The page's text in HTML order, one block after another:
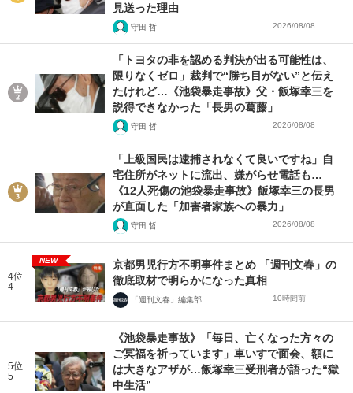
見送った理由
守田 哲 2026/08/08
「トヨタの非を認める判決が出る可能性は、
限りなくゼロ」裁判で“勝ち目がない”と伝え
たけれど…《池袋暴走事故》父・飯塚幸三を
説得できなかった「長男の葛藤」
守田 哲 2026/08/08
「上級国民は逮捕されなくて良いですね」自
宅住所がネットに流出、嫌がらせ電話も…
《12人死傷の池袋暴走事故》飯塚幸三の長男
が直面した「加害者家族への暴力」
守田 哲 2026/08/08
4位
4
NEW
京都男児行方不明事件まとめ 「週刊文春」の
徹底取材で明らかになった真相
「週刊文春」編集部 10時間前
5位
5
《池袋暴走事故》「毎日、亡くなった方々の
ご冥福を祈っています」車いすで面会、額に
は大きなアザが…飯塚幸三受刑者が語った“獄
中生活”